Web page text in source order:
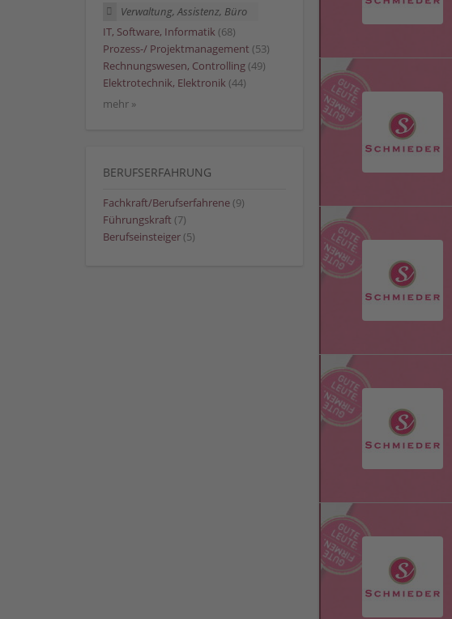
Verwaltung, Assistenz, Büro
IT, Software, Informatik (68)
Prozess-/ Projektmanagement (53)
Rechnungswesen, Controlling (49)
Elektrotechnik, Elektronik (44)
mehr »
BERUFSERFAHRUNG
Fachkraft/Berufserfahrene (9)
Führungskraft (7)
Berufseinsteiger (5)